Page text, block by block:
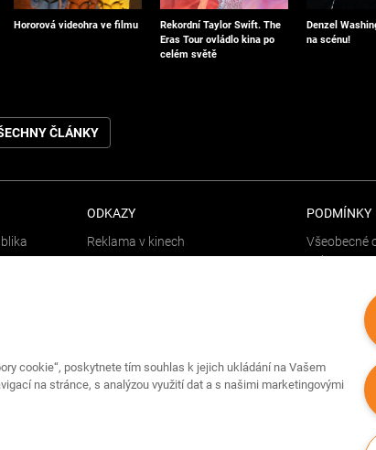
Hororová videohra ve filmu
Rekordní Taylor Swift. The
Eras Tour ovládlo kina po
celém světě
Denzel
na scénu!
ČLÁNKY
ODKAZY
Reklama v kinech
PODMÍNKY
Všeobecné
Ochrana
Spravovat
cookie“, poskytnete tím souhlas k jejich ukládání na Vašem
na stránce, s analýzou využití dat a s našimi marketingovými